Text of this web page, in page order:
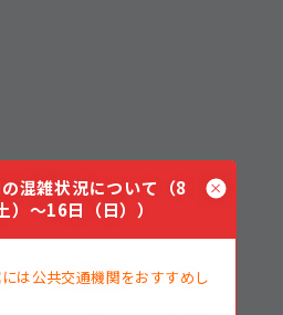
混雑状況について（8
）～16日（日））
は公共交通機関をおすすめし